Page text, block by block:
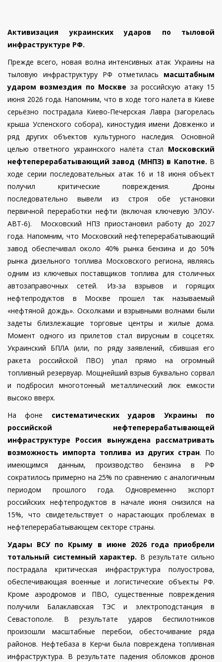
Активизация украинских ударов по тыловой
инфраструктуре РФ.
Прежде всего, новая волна интенсивных атак Украины на
тыловую инфраструктуру РФ отметилась масштабным
ударом возмездия по Москве за российскую атаку 15
июня 2026 года. Напомним, что в ходе того налета в Киеве
серьёзно пострадала Киево-Печерская Лавра (загорелась
крыша Успенского собора), киностудия имени Довженко и
ряд других объектов культурного наследия. Основной
целью ответного украинского налёта стал Московский
нефтеперерабатывающий завод (МНПЗ) в Капотне. В
ходе серии последовательных атак 16 и 18 июня объект
получил критические повреждения.
Дроны
последовательно вывели из строя обе установки
первичной переработки нефти (включая ключевую ЭЛОУ-
АВТ-6). Московский НПЗ приостановил работу до 2027
года. Напомним, что Московский нефтеперерабатывающий
завод обеспечивал около 40% рынка бензина и до 50%
рынка дизельного топлива Московского региона, являясь
одним из ключевых поставщиков топлива для столичных
автозаправочных сетей. Из-за взрывов и горящих
нефтепродуктов в Москве прошел так называемый
«нефтяной дождь». Осколками и взрывными волнами были
задеты близлежащие торговые центры и жилые дома.
Момент одного из прилетов стал вирусным в соцсетях.
Украинский БПЛА (или, по ряду заявлений, сбившая его
ракета российской ПВО) упал прямо на огромный
топливный резервуар. Мощнейший взрыв буквально сорвал
и подбросил многотонный металлический люк емкости
высоко вверх.
На фоне систематических ударов Украины по
российской нефтеперерабатывающей
инфраструктуре Россия
вынуждена рассматривать
возможность импорта топлива из других стран. По
имеющимся данным, производство бензина в РФ
сократилось примерно на 25% по сравнению с аналогичным
периодом прошлого года. Одновременно экспорт
российских нефтепродуктов в начале июня снизился на
15%, что свидетельствует о нарастающих проблемах в
нефтеперерабатывающем секторе страны.
Удары ВСУ по Крыму в июне 2026 года приобрели
тотальный системный характер. В результате сильно
пострадала критическая инфраструктура полуострова,
обеспечивающая военные и логистические объекты РФ.
Кроме аэродромов и ПВО, существенные повреждения
получили Балаклавская ТЭС и электроподстанция в
Севастополе. В результате ударов беспилотников
произошли масштабные перебои, обесточивание ряда
районов. Нефтебаза в Керчи была повреждена топливная
инфраструктура. В результате падения обломков дронов